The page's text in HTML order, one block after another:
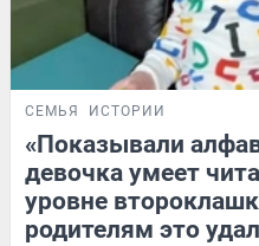
СЕМЬЯ ИСТОРИИ
«Показывали
девочка умеет
уровне
родителям это